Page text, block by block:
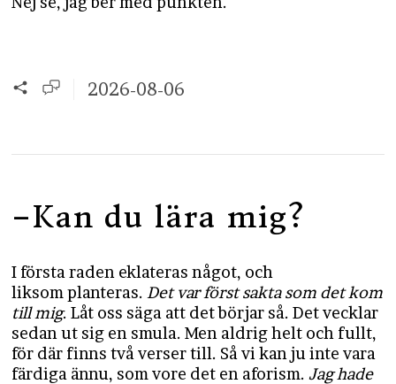
2026-08-06
–Kan du lära mig?
I första raden eklateras något, och
liksom planteras. Det var först sakta som det kom
till mig. Låt oss säga att det börjar så. Det vecklar
sedan ut sig en smula. Men aldrig helt och fullt,
för där finns två verser till. Så vi kan ju inte vara
färdiga ännu, som vore det en aforism. Jag hade